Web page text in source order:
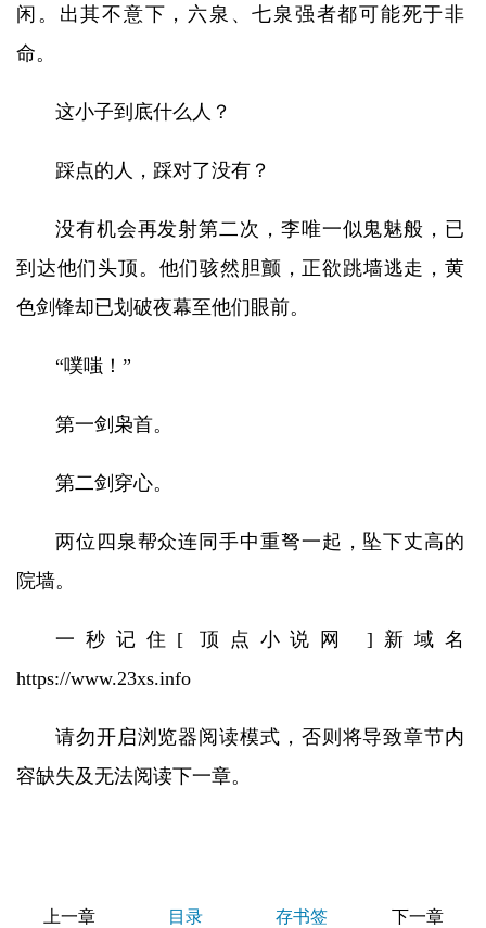
闲。出其不意下，六泉、七泉强者都可能死于非
命。
这小子到底什么人？
踩点的人，踩对了没有？
没有机会再发射第二次，李唯一似鬼魅般，已
到达他们头顶。他们骇然胆颤，正欲跳墙逃走，黄
色剑锋却已划破夜幕至他们眼前。
“噗嗤！”
第一剑枭首。
第二剑穿心。
两位四泉帮众连同手中重弩一起，坠下丈高的
院墙。
一秒记住[ 顶点小说网 ]新域名
https://www.23xs.info
请勿开启浏览器阅读模式，否则将导致章节内
容缺失及无法阅读下一章。
上一章 目录 存书签 下一章